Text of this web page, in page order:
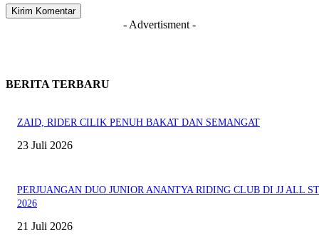
- Advertisment -
BERITA TERBARU
ZAID, RIDER CILIK PENUH BAKAT DAN SEMANGAT
23 Juli 2026
PERJUANGAN DUO JUNIOR ANANTYA RIDING CLUB DI JJ ALL
2026
21 Juli 2026